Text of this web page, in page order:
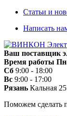
Статьи и
Написать
Ваш поставщик
Время работы
Сб 9:00 - 18:00
Вс 9:00 - 17:00
Рязань Кальная 25
Поможем сделать